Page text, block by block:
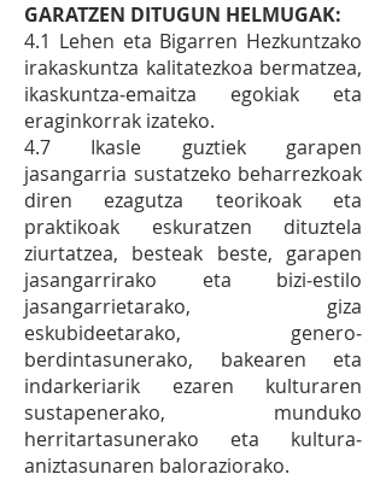
GARATZEN DITUGUN HELMUGAK:
4.1 Lehen eta Bigarren Hezkuntzako
irakaskuntza kalitatezkoa bermatzea,
ikaskuntza‐emaitza egokiak eta
eraginkorrak izateko.
4.7 Ikasle guztiek garapen
jasangarria sustatzeko beharrezkoak
diren ezagutza teorikoak eta
praktikoak eskuratzen dituztela
ziurtatzea, besteak beste, garapen
jasangarrirako eta bizi‐estilo
jasangarrietarako, giza
eskubideetarako, genero‐
berdintasunerako, bakearen eta
indarkeriarik ezaren kulturaren
sustapenerako, munduko
herritartasunerako eta kultura‐
aniztasunaren baloraziorako.